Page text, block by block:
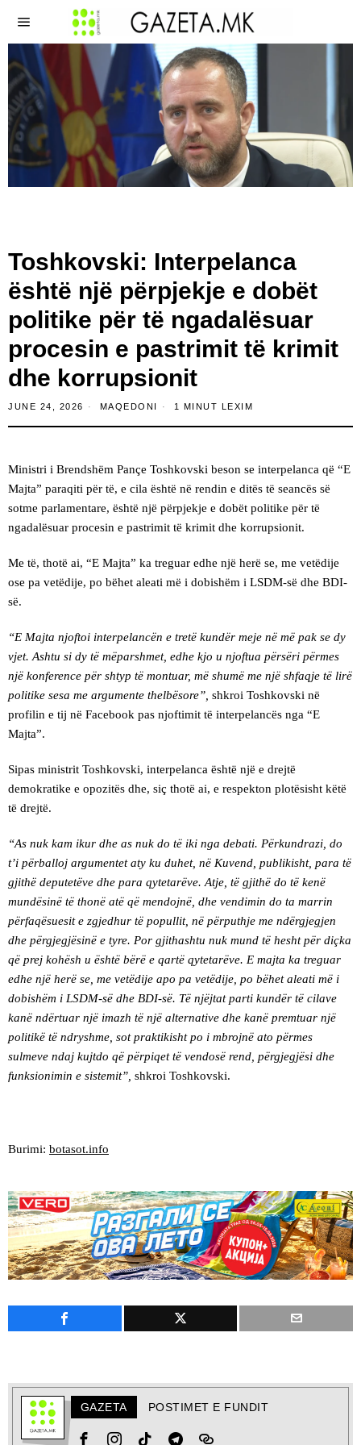
Toshkovski: Interpelanca
është një përpjekje e dobët
politike për të ngadalësuar
procesin e pastrimit të krimit
dhe korrupsionit
JUNE 24, 2026 MAQEDONI 1 MINUT LEXIM
Ministri i Brendshëm Pançe Toshkovski beson se interpelanca që “E
Majta” paraqiti për të, e cila është në rendin e ditës të seancës së
sotme parlamentare, është një përpjekje e dobët politike për të
ngadalësuar procesin e pastrimit të krimit dhe korrupsionit.
Me të, thotë ai, “E Majta” ka treguar edhe një herë se, me vetëdije
ose pa vetëdije, po bëhet aleati më i dobishëm i LSDM-së dhe BDI-
së.
“E Majta njoftoi interpelancën e tretë kundër meje në më pak se dy
vjet. Ashtu si dy të mëparshmet, edhe kjo u njoftua përsëri përmes
një konference për shtyp të montuar, më shumë me një shfaqje të lirë
politike sesa me argumente thelbësore”, shkroi Toshkovski në
profilin e tij në Facebook pas njoftimit të interpelancës nga “E
Majta”.
Sipas ministrit Toshkovski, interpelanca është një e drejtë
demokratike e opozitës dhe, siç thotë ai, e respekton plotësisht këtë
të drejtë.
“As nuk kam ikur dhe as nuk do të iki nga debati. Përkundrazi, do
t’i përballoj argumentet aty ku duhet, në Kuvend, publikisht, para të
gjithë deputetëve dhe para qytetarëve. Atje, të gjithë do të kenë
mundësinë të thonë atë që mendojnë, dhe vendimin do ta marrin
përfaqësuesit e zgjedhur të popullit, në përputhje me ndërgjegjen
dhe përgjegjësinë e tyre. Por gjithashtu nuk mund të hesht për diçka
që prej kohësh u është bërë e qartë qytetarëve. E majta ka treguar
edhe një herë se, me vetëdije apo pa vetëdije, po bëhet aleati më i
dobishëm i LSDM-së dhe BDI-së. Të njëjtat parti kundër të cilave
kanë ndërtuar një imazh të një alternative dhe kanë premtuar një
politikë të ndryshme, sot praktikisht po i mbrojnë ato përmes
sulmeve ndaj kujtdo që përpiqet të vendosë rend, përgjegjësi dhe
funksionimin e sistemit”, shkroi Toshkovski.
Burimi: botasot.info
GAZETA POSTIMET E FUNDIT